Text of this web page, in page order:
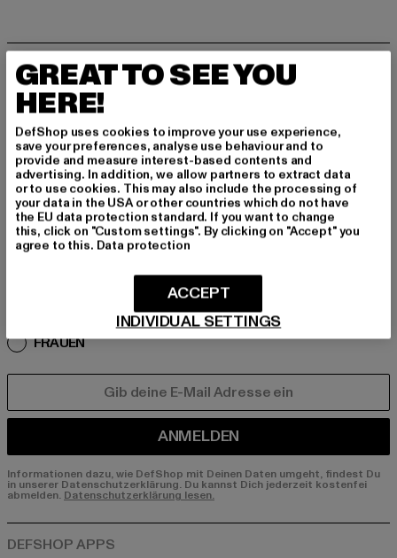
MELDE DICH AN, UM
INSPIRIERT ZU BLEI
BEN!
Melde dich hier für unseren Newsletter an und
erhalte künftig Informationen über aktuelle Tre
nds, Angebote und Gutscheine von DefShop p
er E-Mail!
An welchen Produkten bist du interessiert?
FRAUEN
ANMELDEN
Informationen dazu, wie DefShop mit Deinen Daten umgeht, findest Du
in unserer Datenschutzerklärung. Du kannst Dich jederzeit kostenfei
abmelden. Datenschutzerklärung lesen.
GREAT TO SEE YOU
HERE!
DefShop uses cookies to improve your use experience,
save your preferences, analyse use behaviour and to
provide and measure interest-based contents and
advertising. In addition, we allow partners to extract data
or to use cookies. This may also include the processing of
your data in the USA or other countries which do not have
the EU data protection standard. If you want to change
this, click on "Custom settings". By clicking on "Accept" you
agree to this. Data protection
INDIVIDUAL SETTINGS
ACCEPT